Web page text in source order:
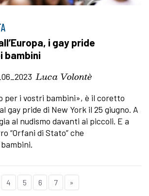
i gay pride
bambini
Luca Volontè
per i vostri bambini», è il coretto
gay pride di New York il 25 giugno. A
al nudismo davanti ai piccoli. E a
“Orfani di Stato” che
4 5 6 7 »